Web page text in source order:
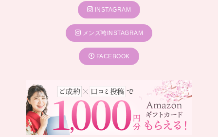
INSTAGRAM
メンズ袴INSTAGRAM
FACEBOOK